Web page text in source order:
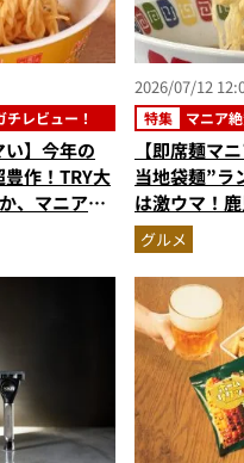
チレビュー！
い】今年の
豊作！TRY大
、マニア激
ー
2026/07/12
特集
マニア
スタン
【即席麺マ
当地袋麺”ラ
は激ウマ！
グ」
グルメ